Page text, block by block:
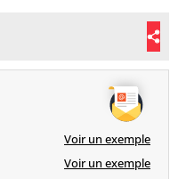
Voir un exemple
Voir un exemple